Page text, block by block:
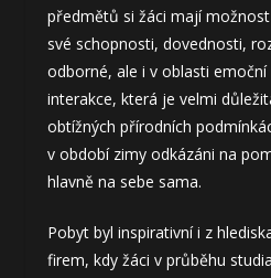
předmětů si žáci mají
své schopnosti, dovednosti,
odborné, ale i v oblasti
interakce, která je velmi
obtížných přírodních
v období zimy odkázáni na
hlavně na sebe sama.
Pobyt byl inspirativní i z
firem, kdy žáci v průběhu